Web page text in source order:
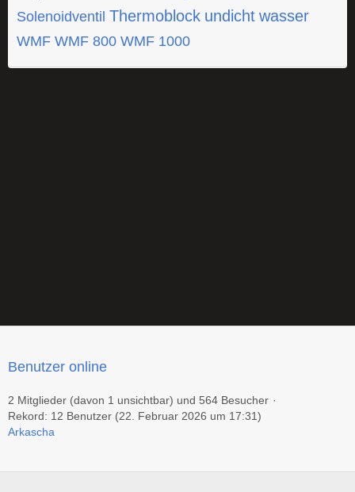
Solenoidventil Thermoblock undicht wasser
WMF WMF 800 WMF 1000
Benutzer online
2 Mitglieder (davon 1 unsichtbar) und 564 Besucher
Rekord: 12 Benutzer (22. Februar 2026 um 17:31)
Arkascha